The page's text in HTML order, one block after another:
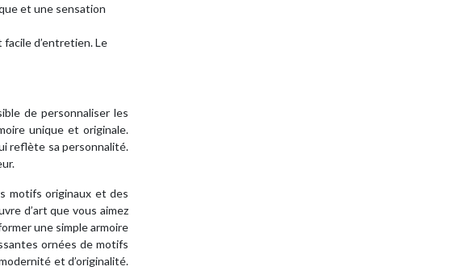
et une sensation
d’entretien. Le
de personnaliser les
unique et originale.
reflète sa personnalité.
motifs originaux et des
d’art que vous aimez
une simple armoire
ornées de motifs
et d’originalité.